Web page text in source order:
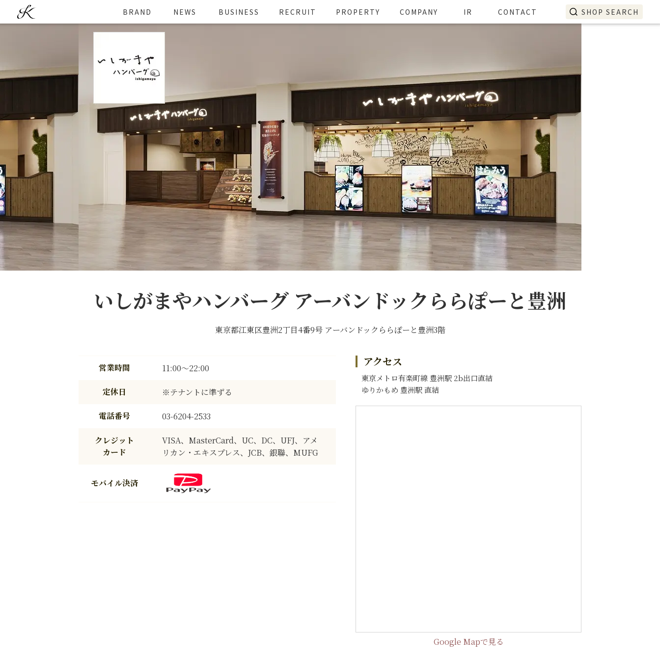
BRAND NEWS BUSINESS RECRUIT PROPERTY COMPANY IR CONTACT SHOP SEARCH
いしがまやハンバーグ アーバンドックららぽーと豊洲
東京都江東区豊洲2丁目4番9号 アーバンドックららぽーと豊洲3階
営業時間 11:00～22:00
定休日 ※テナントに準ずる
電話番号 03-6204-2533
クレジット
カード
VISA、MasterCard、UC、DC、UFJ、アメ
リカン・エキスプレス、JCB、銀聯、MUFG
モバイル決済
アクセス
東京メトロ有楽町線 豊洲駅 2b出口直結
ゆりかもめ 豊洲駅 直結
Google Mapで見る